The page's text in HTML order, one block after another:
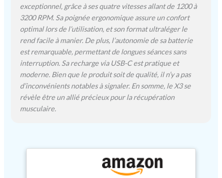
exceptionnel, grâce à ses quatre vitesses allant de 1200 à
3200 RPM. Sa poignée ergonomique assure un confort
optimal lors de l’utilisation, et son format ultraléger le
rend facile à manier. De plus, l’autonomie de sa batterie
est remarquable, permettant de longues séances sans
interruption. Sa recharge via USB-C est pratique et
moderne. Bien que le produit soit de qualité, il n’y a pas
d’inconvénients notables à signaler. En somme, le X3 se
révèle être un allié précieux pour la récupération
musculaire.